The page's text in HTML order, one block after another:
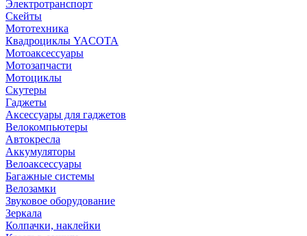
Электротранспорт
Скейты
Мототехника
Квадроциклы YACOTA
Мотоаксессуары
Мотозапчасти
Мотоциклы
Скутеры
Гаджеты
Аксессуары для гаджетов
Велокомпьютеры
Автокресла
Аккумуляторы
Велоаксессуары
Багажные системы
Велозамки
Звуковое оборудование
Зеркала
Колпачки, наклейки